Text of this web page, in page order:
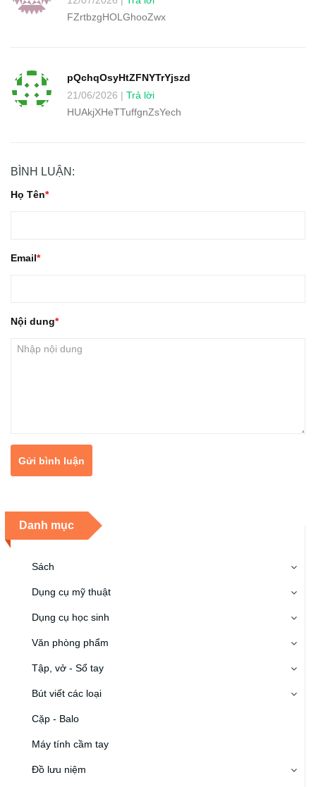
FZrtbzgHOLGhooZwx
pQchqOsyHtZFNYTrYjszd
21/06/2026 | Trả lời
HUAkjXHeTTuffgnZsYech
BÌNH LUẬN:
Họ Tên
Email
Nội dung
Gửi bình luận
Danh mục
Sách
Dụng cụ mỹ thuật
Dụng cụ học sinh
Văn phòng phẩm
Tập, vở - Sổ tay
Bút viết các loại
Cặp - Balo
Máy tính cầm tay
Đồ lưu niệm